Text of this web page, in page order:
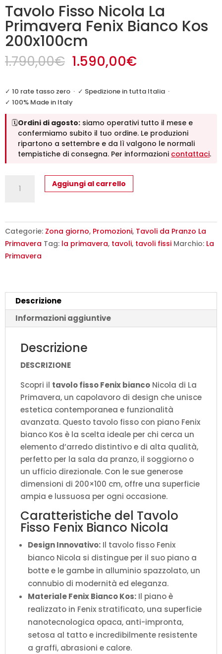
Tavolo Fisso Nicola La
Primavera Fenix Bianco Kos
200x100cm
1.790,00€ Il
prezzo
originale
era:
1.590,00€Il
attuale
è:
✓ 10 rate tasso zero · ✓ Spedizione in tutta Italia ·
✓ 100% Made in Italy
🗓️Ordini di agosto: siamo operativi tutto il mese e
confermiamo subito il tuo ordine. Le produzioni
ripartono a settembre e da lì valgono le normali
tempistiche di consegna. Per informazioni contattaci.
Fisso
Primavera
Fenix
Bianco
quantità
Aggiungi al carrello
Categorie: Zona giorno, Promozioni, Tavoli da Pranzo La
Primavera Tag: la primavera, tavoli, tavoli fissi Marchio: La
Primavera
Descrizione
Informazioni aggiuntive
Descrizione
DESCRIZIONE
Scopri il tavolo fisso Fenix bianco Nicola di La
Primavera, un capolavoro di design che unisce
estetica contemporanea e funzionalità
avanzata. Questo tavolo fisso con piano Fenix
bianco Kos è la scelta ideale per chi cerca un
elemento d’arredo distintivo e di alta qualità,
perfetto per la sala da pranzo, il soggiorno o
un ufficio direzionale. Con le sue generose
dimensioni di 200×100 cm, offre una superficie
ampia e lussuosa per ogni occasione.
Caratteristiche del Tavolo
Fisso Fenix Bianco Nicola
Design Innovativo: Il tavolo fisso Fenix
bianco Nicola si distingue per il suo piano a
botte e le gambe in alluminio spazzolato, un
connubio di modernità ed eleganza.
Materiale Fenix Bianco Kos: Il piano è
realizzato in Fenix stratificato, una superficie
nanotecnologica opaca, anti-impronta,
setosa al tatto e incredibilmente resistente
a graffi, abrasioni e calore.